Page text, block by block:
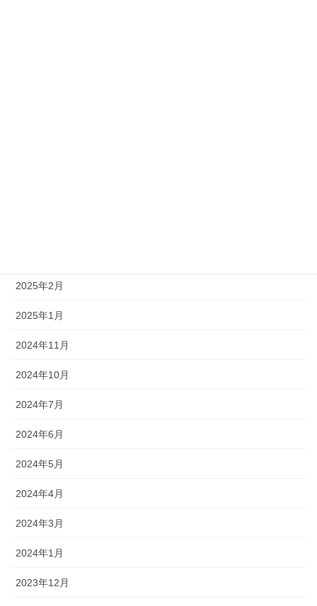
2025年2月
2025年1月
2024年11月
2024年10月
2024年7月
2024年6月
2024年5月
2024年4月
2024年3月
2024年1月
2023年12月